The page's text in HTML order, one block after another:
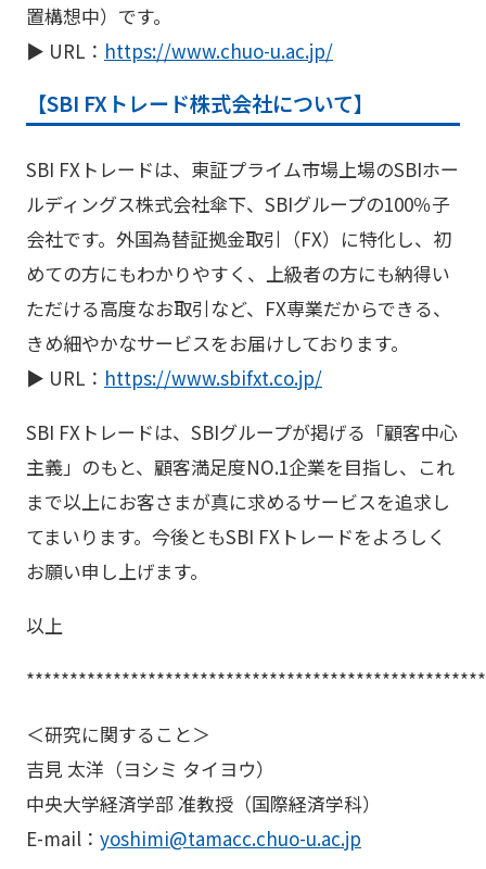
置構想中）です。
▶ URL： https://www.chuo-u.ac.jp/
【SBI FXトレード株式会社について】
SBI FXトレードは、東証プライム市場上場のSBIホー
ルディングス株式会社傘下、SBIグループの100％子
会社です。外国為替証拠金取引（FX）に特化し、初
めての方にもわかりやすく、上級者の方にも納得い
ただける高度なお取引など、FX専業だからできる、
きめ細やかなサービスをお届けしております。
▶ URL： https://www.sbifxt.co.jp/
SBI FXトレードは、SBIグループが掲げる「顧客中心
主義」のもと、顧客満足度NO.1企業を目指し、これ
まで以上にお客さまが真に求めるサービスを追求し
てまいります。今後ともSBI FXトレードをよろしく
お願い申し上げます。
以上
＜研究に関すること＞
吉見 太洋（ヨシミ タイヨウ）
中央大学経済学部 准教授（国際経済学科）
E-mail： yoshimi@tamacc.chuo-u.ac.jp